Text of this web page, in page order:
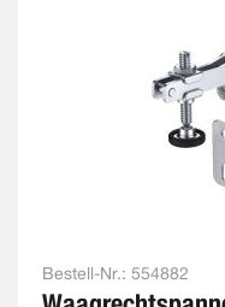
Bestell-Nr.: 554882